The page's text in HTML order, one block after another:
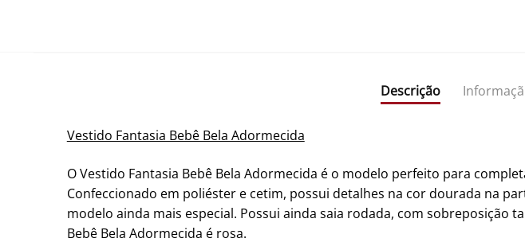
Descrição
Vestido Fantasia Bebê Bela Adormecida
O Vestido Fantasia Bebê Bela Adormecida é o modelo perfeito para
Confeccionado em poliéster e cetim, possui detalhes na cor dourada na
modelo ainda mais especial. Possui ainda saia rodada, com sobreposição
Bebê Bela Adormecida é rosa.